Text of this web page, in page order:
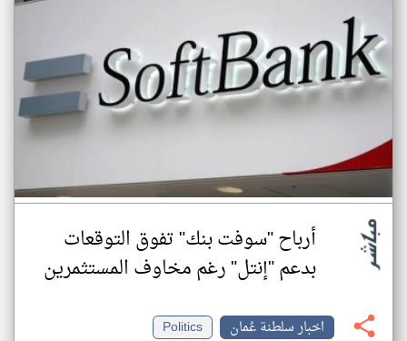
أرباح "سوفت بنك" تفوق التوقعات
بدعم "إنتل" رغم مخاوف المستثمرين
اخبار سلطنة عُمان
Politics